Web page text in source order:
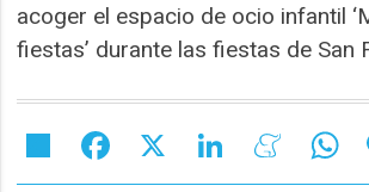
acoger el espacio de ocio infantil
fiestas’ durante las fiestas de San
Share Facebook LinkedIn Meneame